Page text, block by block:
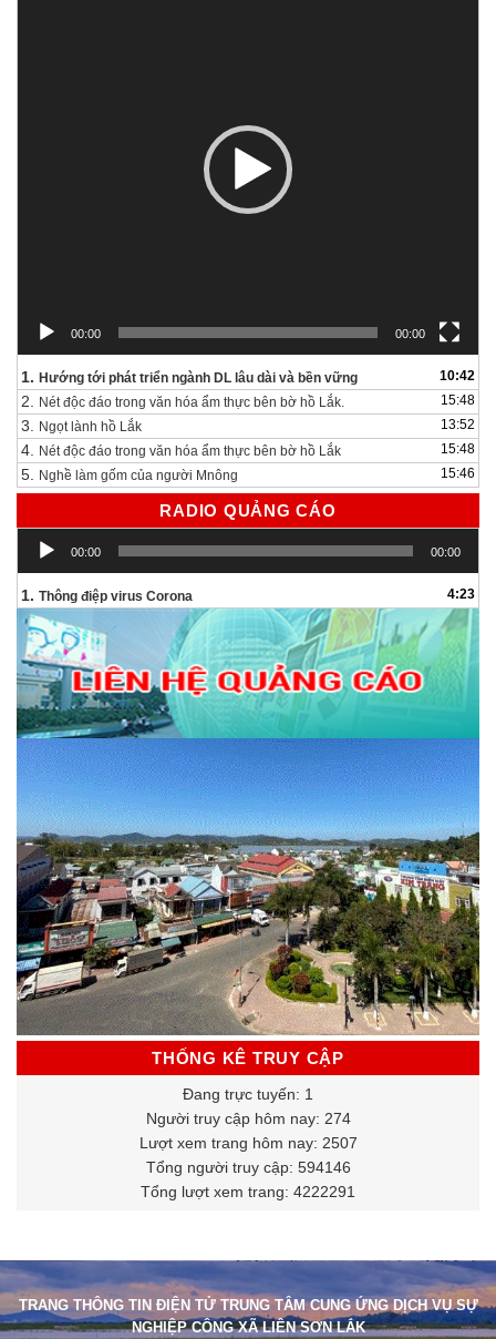
00:00 00:00
1. Hướng tới phát triển ngành DL lâu dài và bền vững 10:42
2. Nét độc đáo trong văn hóa ẩm thực bên bờ hồ Lắk. 15:48
3. Ngọt lành hồ Lắk 13:52
4. Nét độc đáo trong văn hóa ẩm thực bên bờ hồ Lắk 15:48
5. Nghề làm gốm của người Mnông 15:46
RADIO QUẢNG CÁO
Trình
chơi
00:00 00:00
1. Thông điệp virus Corona 4:23
THỐNG KÊ TRUY CẬP
Đang trực tuyến: 1
Người truy cập hôm nay: 274
Lượt xem trang hôm nay: 2507
Tổng người truy cập: 594146
Tổng lượt xem trang: 4222291
TRANG THÔNG TIN ĐIỆN TỬ TRUNG TÂM CUNG ỨNG DỊCH VỤ SỰ
NGHIỆP CÔNG XÃ LIÊN SƠN LẮK